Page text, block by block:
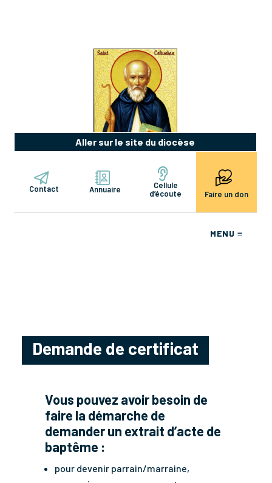
Aller sur le site du diocèse
Contact Annuaire
Cellule
d’écoute
Faire un don
Demande de certificat
Vous pouvez avoir besoin de
faire la démarche de
demander un extrait d’acte de
baptême :
pour devenir parrain/marraine,